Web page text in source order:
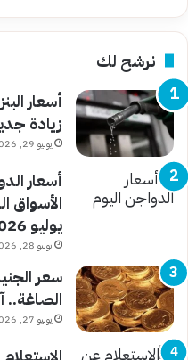
نرشح لك
أسعار
زيادة
يوليو 29, 2026
أسعار
يوليو 2026
يوليو 28, 2026
سعر
الصاغة..
يوليو 27, 2026